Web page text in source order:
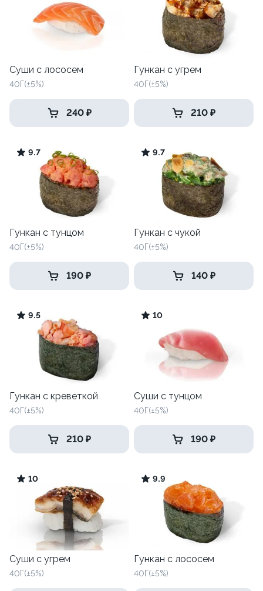
Суши с лососем
40Г(±5%)
240 ₽
Гункан с угрем
40Г(±5%)
210 ₽
9.7
Гункан с тунцом
40Г(±5%)
190 ₽
9.7
Гункан с чукой
40Г(±5%)
140 ₽
9.5
Гункан с креветкой
40Г(±5%)
210 ₽
10
Суши с тунцом
40Г(±5%)
190 ₽
10
Суши с угрем
40Г(±5%)
9.9
Гункан с лососем
40Г(±5%)